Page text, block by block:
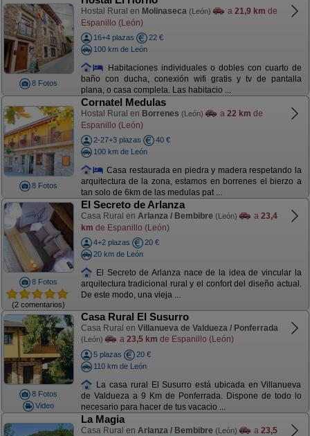
8 Fotos
Hostal Rural en Molinaseca (León) a 21,9 km de
Espanillo (León)
16+4 plazas
22 €
100 km de León
Habitaciones individuales o dobles con cuarto de
baño con ducha, conexión wifi gratis y tv de pantalla
plana, o casa completa. Las habitacio ...
8 Fotos
Cornatel Medulas
Hostal Rural en Borrenes (León) a 22 km de
Espanillo (León)
2-27+3 plazas
40 €
100 km de León
Casa restaurada en piedra y madera respetando la
arquitectura de la zona, estamos en borrenes el bierzo a
tan solo de 6km de las medulas pat ...
8 Fotos
(2 comentarios)
El Secreto de Arlanza
Casa Rural en Arlanza / Bembibre (León) a 23,4
km de Espanillo (León)
4+2 plazas
20 €
20 km de León
El Secreto de Arlanza nace de la idea de vincular la
arquitectura tradicional rural y el confort del diseño actual.
De este modo, una vieja ...
8 Fotos
Video
Casa Rural El Susurro
Casa Rural en Villanueva de Valdueza / Ponferrada
(León) a 23,5 km de Espanillo (León)
5 plazas
20 €
110 km de León
La casa rural El Susurro está ubicada en Villanueva
de Valdueza a 9 Km de Ponferrada. Dispone de todo lo
necesario para hacer de tus vacacio ...
La Magia
Casa Rural en Arlanza / Bembibre (León) a 23,5